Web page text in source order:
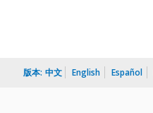
版本: 中文 English Español